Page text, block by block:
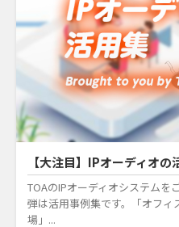
【大注目】IPオーディオ
TOAのIPオーディオシステムを
弾は活用事例集です。「オフ
場」...